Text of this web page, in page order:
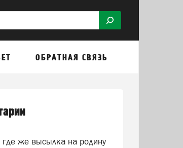
ОБРАТНАЯ СВЯЗЬ
где же высылка на родину